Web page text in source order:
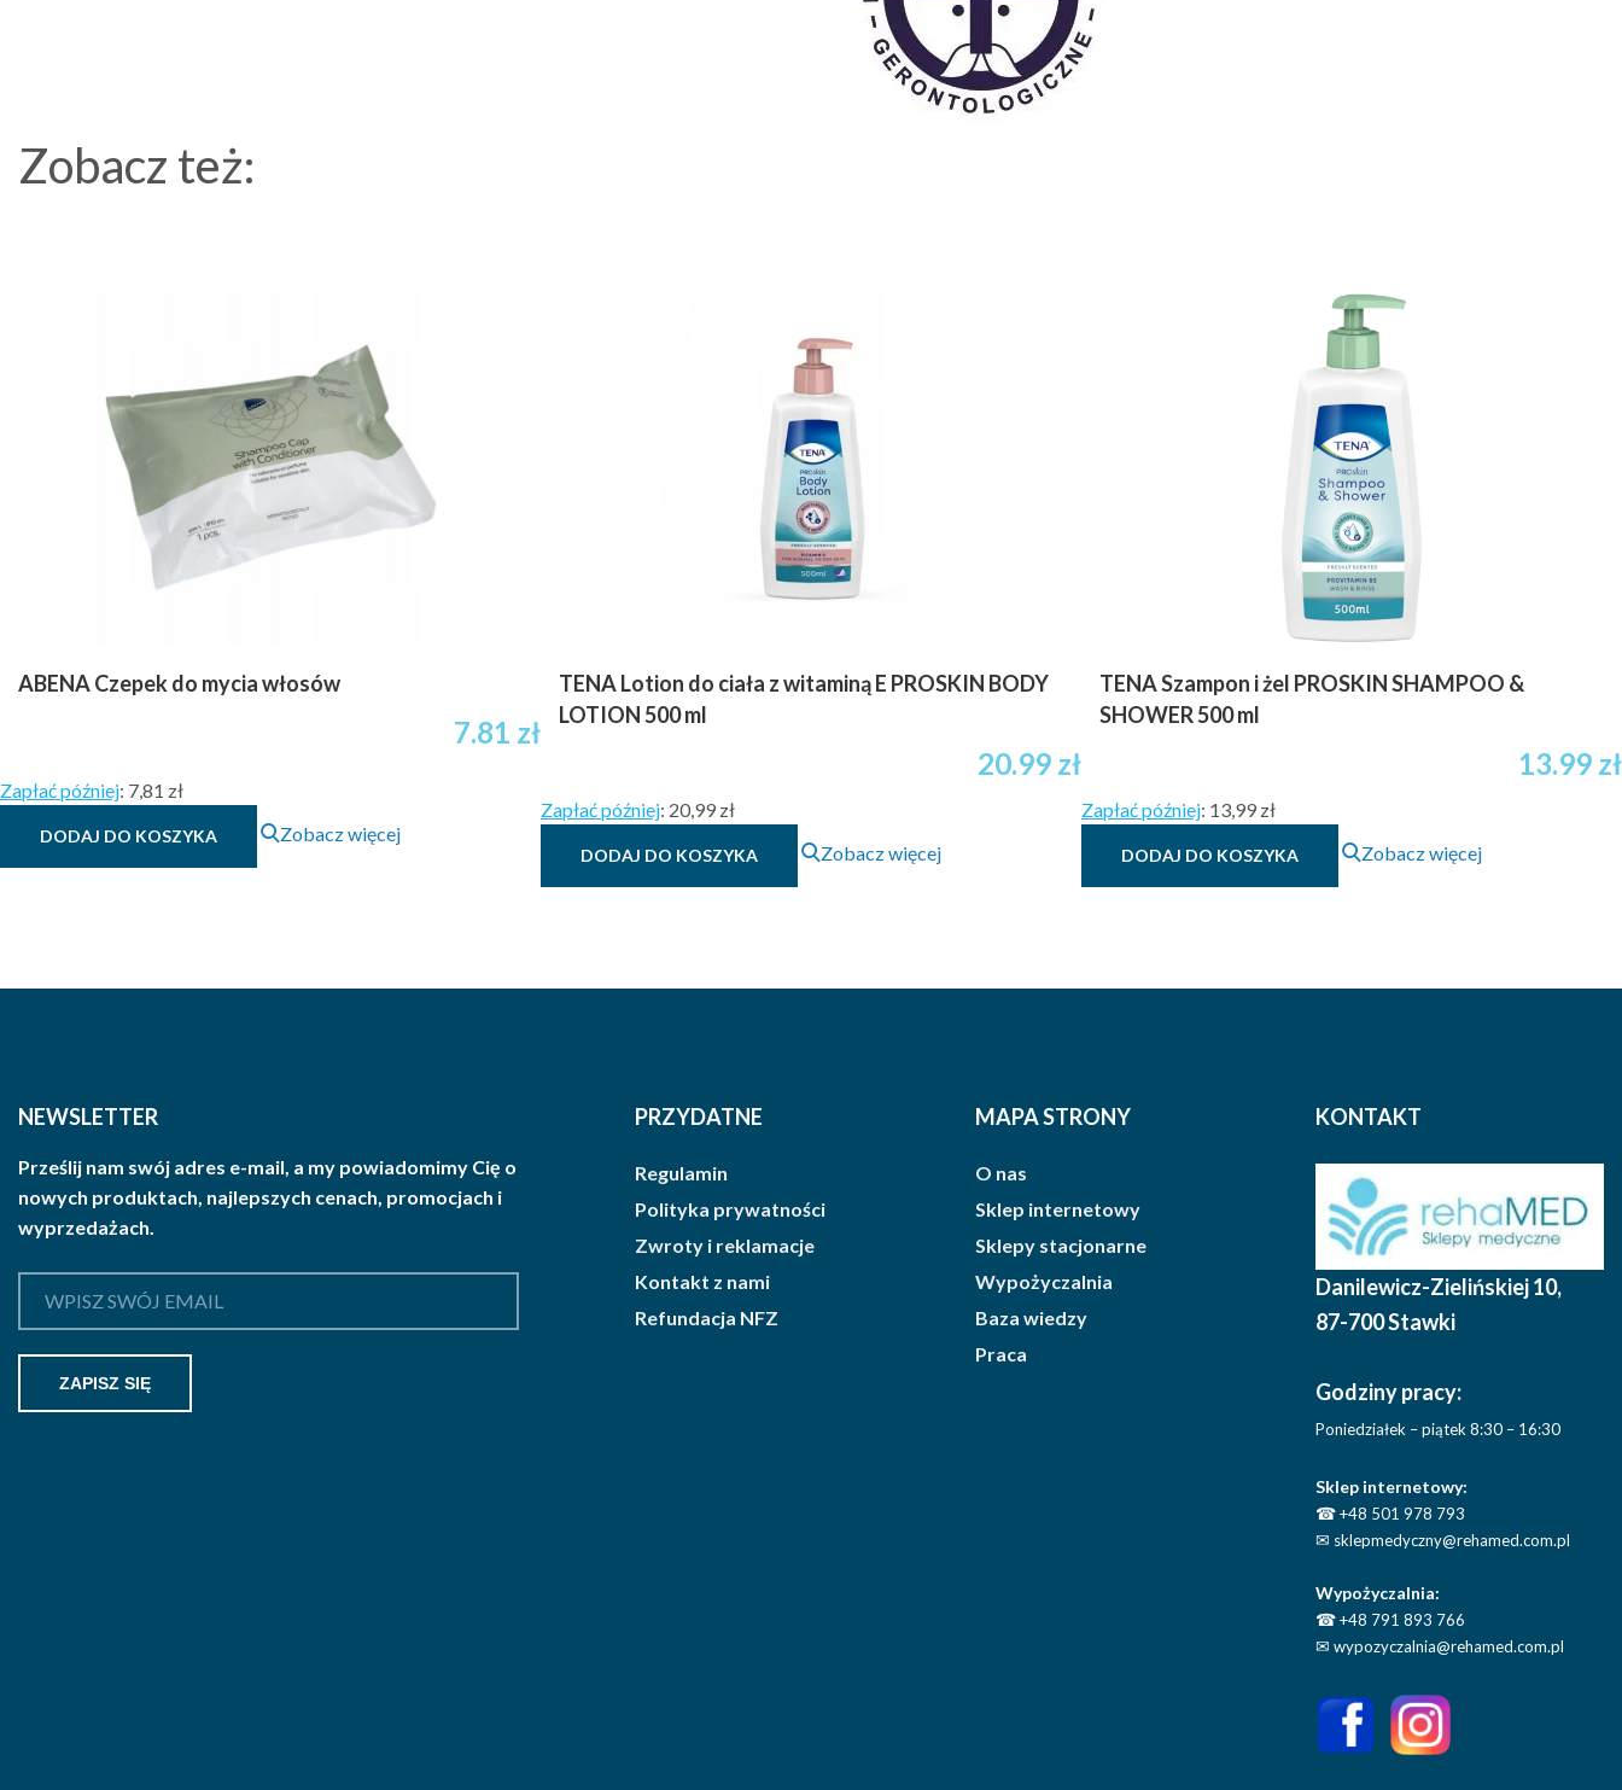
Zobacz też:
ABENA Czepek do mycia włosów
7.81 zł
Zapłać później: 7,81 zł
DODAJ DO KOSZYKA Zobacz więcej
TENA Lotion do ciała z witaminą E PROSKIN BODY
LOTION 500 ml
20.99 zł
Zapłać później: 20,99 zł
DODAJ DO KOSZYKA Zobacz więcej
TENA Szampon i żel PROSKIN SHAMPOO &
SHOWER 500 ml
13.99 zł
Zapłać później: 13,99 zł
DODAJ DO KOSZYKA Zobacz więcej
NEWSLETTER
Prześlij nam swój adres e-mail, a my powiadomimy Cię o
nowych produktach, najlepszych cenach, promocjach i
wyprzedażach.
PRZYDATNE
Regulamin
Polityka prywatności
Zwroty i reklamacje
Kontakt z nami
Refundacja NFZ
MAPA STRONY
O nas
Sklep internetowy
Sklepy stacjonarne
Wypożyczalnia
Baza wiedzy
Praca
KONTAKT
Danilewicz-Zielińskiej 10,
87-700 Stawki
Godziny pracy:
Poniedziałek – piątek 8:30 – 16:30
Sklep internetowy:
☎+48 501 978 793
✉ sklepmedyczny@rehamed.com.pl
Wypożyczalnia:
☎+48 791 893 766
✉ wypozyczalnia@rehamed.com.pl